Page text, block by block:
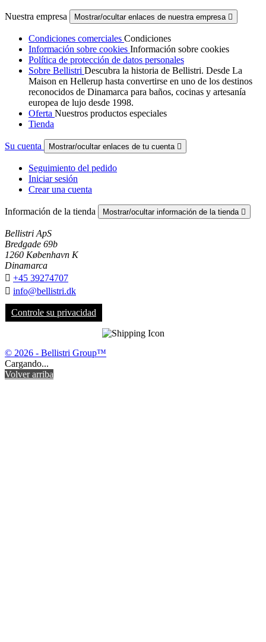
Nuestra empresa Mostrar/ocultar enlaces de nuestra empresa 
Condiciones comerciales Condiciones
Información sobre cookies Información sobre cookies
Política de protección de datos personales
Sobre Bellistri Descubra la historia de Bellistri. Desde La
Maison en Hellerup hasta convertirse en uno de los destinos
reconocidos de Dinamarca para baños, cocinas y artesanía
europea de lujo desde 1998.
Oferta Nuestros productos especiales
Tienda
Su cuenta Mostrar/ocultar enlaces de tu cuenta 
Seguimiento del pedido
Iniciar sesión
Crear una cuenta
Información de la tienda Mostrar/ocultar información de la tienda 
Bellistri ApS
Bredgade 69b
1260 København K
Dinamarca
 +45 39274707
 info@bellistri.dk
Controle su privacidad
© 2026 - Bellistri Group™
Cargando...
Volver arriba